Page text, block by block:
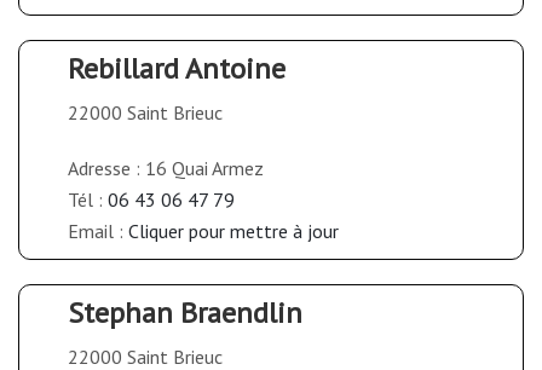
Rebillard Antoine
22000 Saint Brieuc
Adresse : 16 Quai Armez
Tél : 06 43 06 47 79
Email : Cliquer pour mettre à jour
Stephan Braendlin
22000 Saint Brieuc